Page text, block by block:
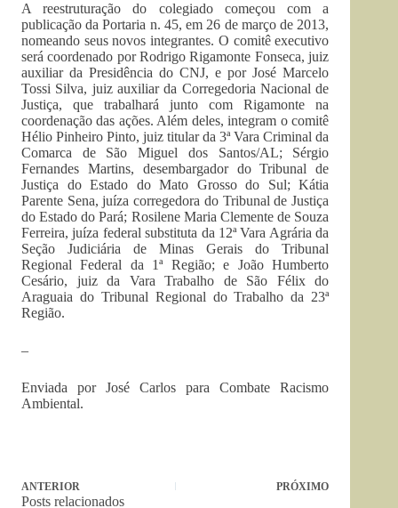
A reestruturação do colegiado começou com a
publicação da Portaria n. 45, em 26 de março de 2013,
nomeando seus novos integrantes. O comitê executivo
será coordenado por Rodrigo Rigamonte Fonseca, juiz
auxiliar da Presidência do CNJ, e por José Marcelo
Tossi Silva, juiz auxiliar da Corregedoria Nacional de
Justiça, que trabalhará junto com Rigamonte na
coordenação das ações. Além deles, integram o comitê
Hélio Pinheiro Pinto, juiz titular da 3ª Vara Criminal da
Comarca de São Miguel dos Santos/AL; Sérgio
Fernandes Martins, desembargador do Tribunal de
Justiça do Estado do Mato Grosso do Sul; Kátia
Parente Sena, juíza corregedora do Tribunal de Justiça
do Estado do Pará; Rosilene Maria Clemente de Souza
Ferreira, juíza federal substituta da 12ª Vara Agrária da
Seção Judiciária de Minas Gerais do Tribunal
Regional Federal da 1ª Região; e João Humberto
Cesário, juiz da Vara Trabalho de São Félix do
Araguaia do Tribunal Regional do Trabalho da 23ª
Região.
–
Enviada por José Carlos para Combate Racismo
Ambiental.
ANTERIOR PRÓXIMO
Posts relacionados